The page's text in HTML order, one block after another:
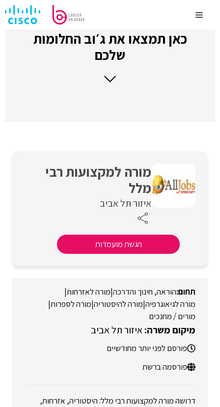
לתוכןMenu
כאן תמצאו את ג׳וב החלומות
שלכם
מורה למקצועות רבי
מלל
איזור תל אביב
הגשת מועמדות
הוראה, חינוך והדרכה|מורה לאזרחות|
מורה לגיאוגרפיה|מורה להיסטוריה|מורה לספרות|
מורים / מחנכים
איזור תל אביב
פורסם לפני יותר מחודשיים
פורסמה ברשת
דרושה מורה למקצועות רבי מלל: היסטוריה, אזרחות,